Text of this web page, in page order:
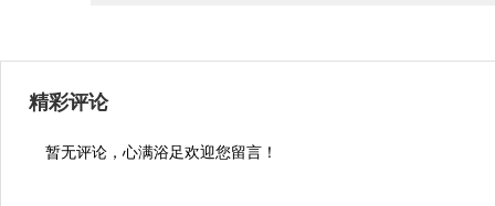
精彩评论
暂无评论，心满浴足欢迎您留言！